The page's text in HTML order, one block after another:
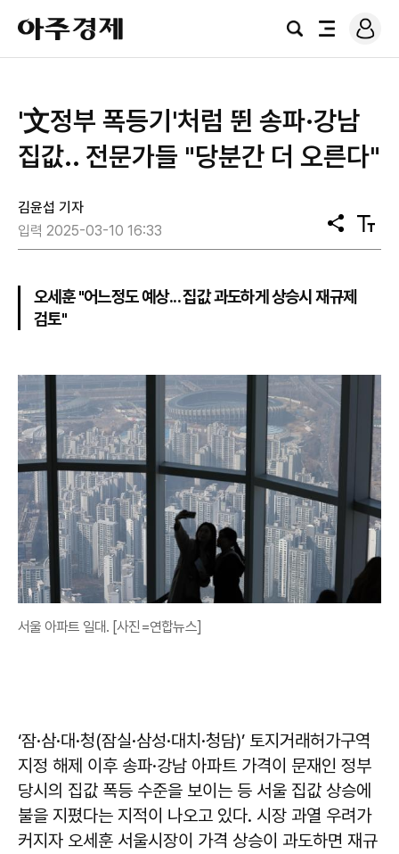
아
주
경
검
전
로
그
'文정부 폭등기'처럼 뛴 송파·강남
집값.. 전문가들 "당분간 더 오른다"
김윤섭 기자
입력 2025-03-10 16:33
공
유
텍
스
오세훈 "어느정도 예상... 집값 과도하게 상승시 재규제
검토"
서울 아파트 일대. [사진=연합뉴스]
‘잠·삼·대·청(잠실·삼성·대치·청담)’ 토지거래허가구역
지정 해제 이후 송파·강남 아파트 가격이 문재인 정부
당시의 집값 폭등 수준을 보이는 등 서울 집값 상승에
불을 지폈다는 지적이 나오고 있다. 시장 과열 우려가
커지자 오세훈 서울시장이 가격 상승이 과도하면 재규